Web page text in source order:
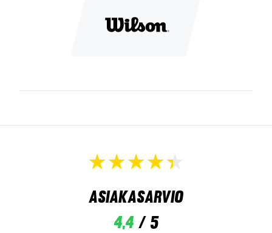
Asiakasarvio
4,4 / 5